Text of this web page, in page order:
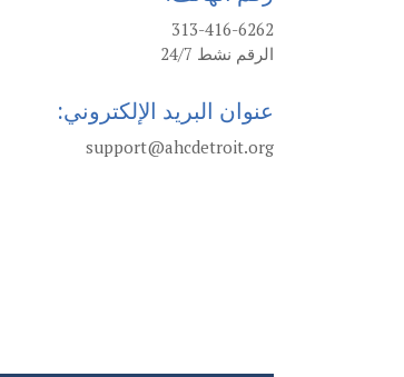
313-416-6262
الرقم نشط 24/7
عنوان البريد الإلكتروني:
support@ahcdetroit.org